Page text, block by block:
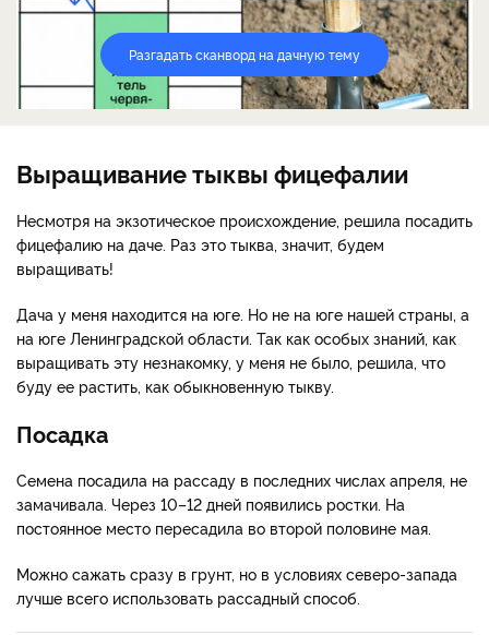
Разгадать сканворд на дачную тему
Выращивание тыквы фицефалии
Несмотря на экзотическое происхождение, решила посадить
фицефалию на даче. Раз это тыква, значит, будем
выращивать!
Дача у меня находится на юге. Но не на юге нашей страны, а
на юге Ленинградской области. Так как особых знаний, как
выращивать эту незнакомку, у меня не было, решила, что
буду ее растить, как обыкновенную тыкву.
Посадка
Семена посадила на рассаду в последних числах апреля, не
замачивала. Через 10–12 дней появились ростки. На
постоянное место пересадила во второй половине мая.
Можно сажать сразу в грунт, но в условиях северо-запада
лучше всего использовать рассадный способ.